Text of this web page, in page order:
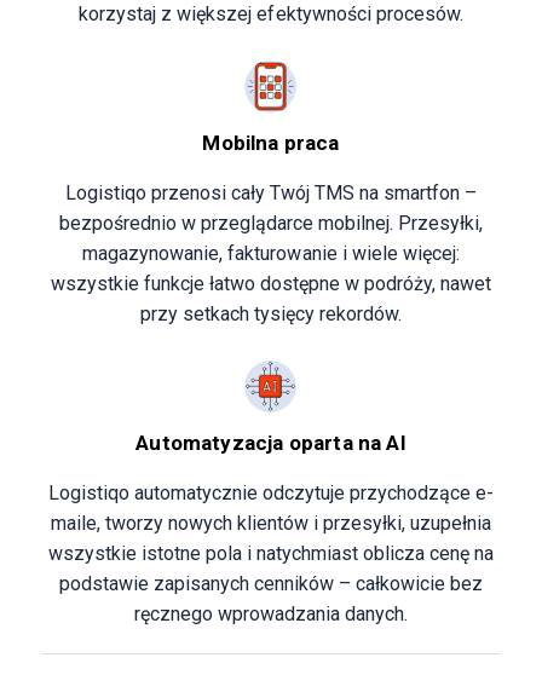
korzystaj z większej efektywności procesów.
Mobilna praca
Logistiqo przenosi cały Twój TMS na smartfon –
bezpośrednio w przeglądarce mobilnej. Przesyłki,
magazynowanie, fakturowanie i wiele więcej:
wszystkie funkcje łatwo dostępne w podróży, nawet
przy setkach tysięcy rekordów.
Automatyzacja oparta na AI
Logistiqo automatycznie odczytuje przychodzące e-
maile, tworzy nowych klientów i przesyłki, uzupełnia
wszystkie istotne pola i natychmiast oblicza cenę na
podstawie zapisanych cenników – całkowicie bez
ręcznego wprowadzania danych.